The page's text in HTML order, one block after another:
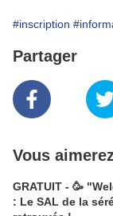
#inscription
Partager
Vous
GRATUIT - 🥳
: Le SAL de la